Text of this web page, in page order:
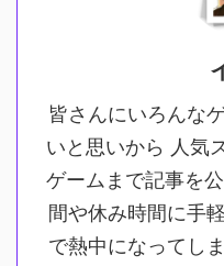
皆さんにいろんな
いと思いから 人気
ゲームまで記事を
間や休み時間に手
で熱中になってし